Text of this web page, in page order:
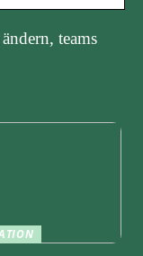
teams